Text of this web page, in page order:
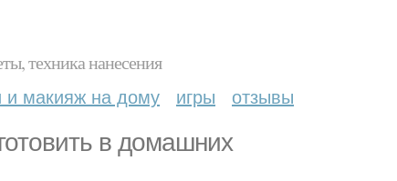
техника нанесения
и макияж на дому игры отзывы
в домашних